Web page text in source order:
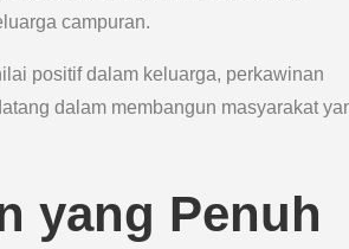
campuran.
positif dalam keluarga, perkawinan
dalam membangun masyarakat
yang Penuh